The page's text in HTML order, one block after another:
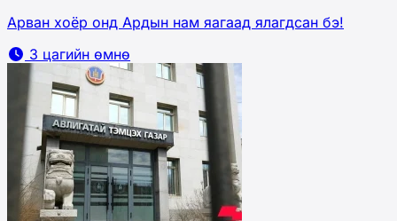
Арван хоёр онд Ардын нам яагаад ялагдсан бэ!
3 цагийн өмнө